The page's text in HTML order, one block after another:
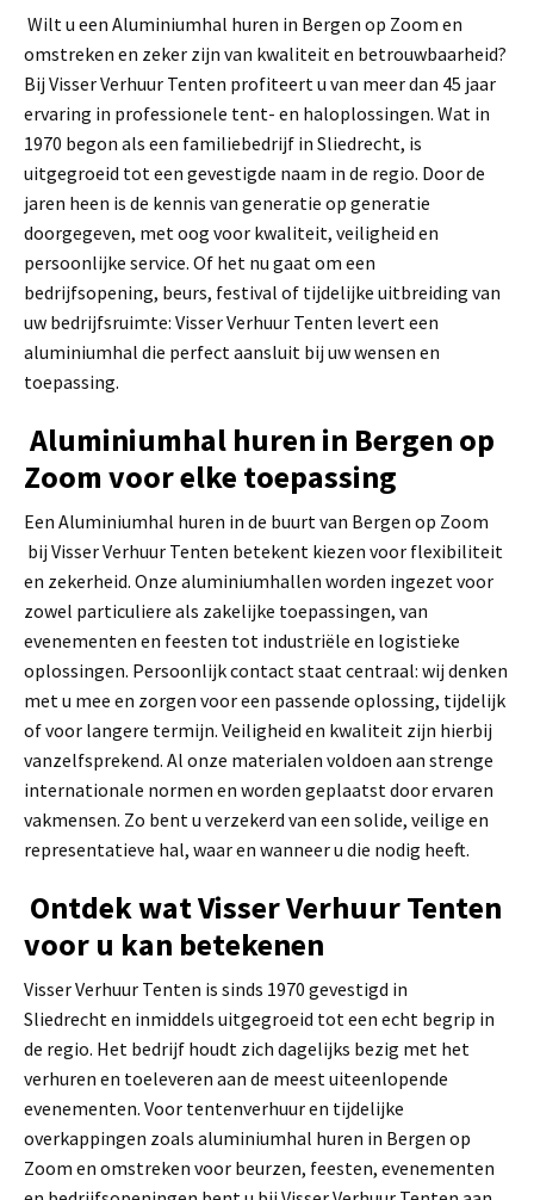
Wilt u een Aluminiumhal huren in Bergen op Zoom en
omstreken en zeker zijn van kwaliteit en betrouwbaarheid?
Bij Visser Verhuur Tenten profiteert u van meer dan 45 jaar
ervaring in professionele tent- en haloplossingen. Wat in
1970 begon als een familiebedrijf in Sliedrecht, is
uitgegroeid tot een gevestigde naam in de regio. Door de
jaren heen is de kennis van generatie op generatie
doorgegeven, met oog voor kwaliteit, veiligheid en
persoonlijke service. Of het nu gaat om een
bedrijfsopening, beurs, festival of tijdelijke uitbreiding van
uw bedrijfsruimte: Visser Verhuur Tenten levert een
aluminiumhal die perfect aansluit bij uw wensen en
toepassing.
Aluminiumhal huren in Bergen op
Zoom voor elke toepassing
Een Aluminiumhal huren in de buurt van Bergen op Zoom
bij Visser Verhuur Tenten betekent kiezen voor flexibiliteit
en zekerheid. Onze aluminiumhallen worden ingezet voor
zowel particuliere als zakelijke toepassingen, van
evenementen en feesten tot industriële en logistieke
oplossingen. Persoonlijk contact staat centraal: wij denken
met u mee en zorgen voor een passende oplossing, tijdelijk
of voor langere termijn. Veiligheid en kwaliteit zijn hierbij
vanzelfsprekend. Al onze materialen voldoen aan strenge
internationale normen en worden geplaatst door ervaren
vakmensen. Zo bent u verzekerd van een solide, veilige en
representatieve hal, waar en wanneer u die nodig heeft.
Ontdek wat Visser Verhuur Tenten
voor u kan betekenen
Visser Verhuur Tenten is sinds 1970 gevestigd in
Sliedrecht en inmiddels uitgegroeid tot een echt begrip in
de regio. Het bedrijf houdt zich dagelijks bezig met het
verhuren en toeleveren aan de meest uiteenlopende
evenementen. Voor tentenverhuur en tijdelijke
overkappingen zoals aluminiumhal huren in Bergen op
Zoom en omstreken voor beurzen, feesten, evenementen